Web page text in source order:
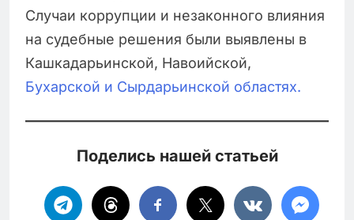
Случаи коррупции и незаконного влияния
на судебные решения были выявлены в
Кашкадарьинской, Навоийской,
Бухарской и Сырдарьинской областях.
Поделись нашей статьей